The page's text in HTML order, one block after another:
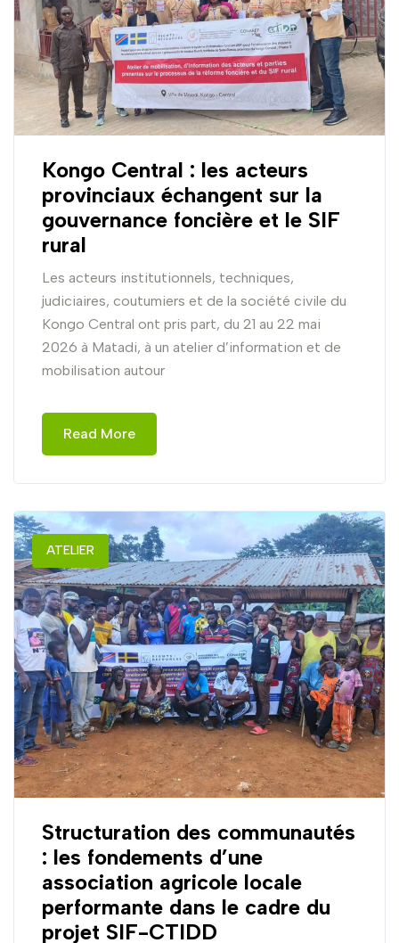
Kongo Central : les acteurs
provinciaux échangent sur la
gouvernance foncière et le SIF
rural
Les acteurs institutionnels, techniques,
judiciaires, coutumiers et de la société civile du
Kongo Central ont pris part, du 21 au 22 mai
2026 à Matadi, à un atelier d’information et de
mobilisation autour
Read More
ATELIER
Structuration des communautés
: les fondements d’une
association agricole locale
performante dans le cadre du
projet SIF-CTIDD